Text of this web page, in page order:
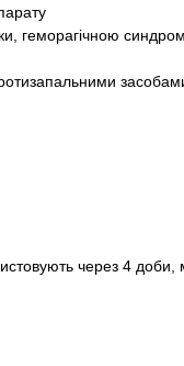
геморагічною
через 4 доби,